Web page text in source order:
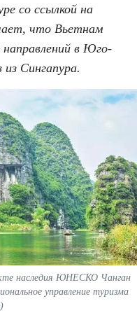
ВО
ДИАЛОГИ
со ссылкой на
что Вьетнам
в Юго-
Сингапура.
наследия ЮНЕСКО Чанган
управление туризма